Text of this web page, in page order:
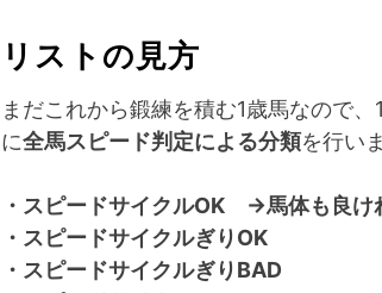
リストの見方
まだこれから鍛練を積む1歳馬なので
に全馬スピード判定による分類を行い
・スピードサイクルOK →馬体も良け
・スピードサイクルぎりOK
・スピードサイクルぎりBAD